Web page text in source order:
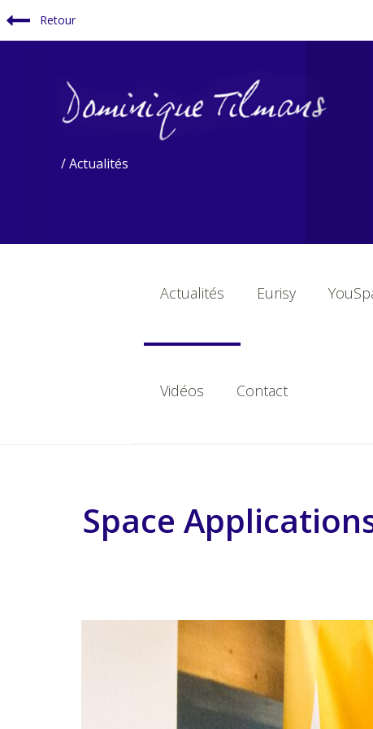
/ Actualités
Actualités Eurisy
Vidéos Contact
Retour
Space